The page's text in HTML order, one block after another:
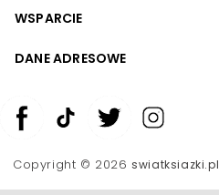
WSPARCIE
DANE ADRESOWE
Copyright © 2026swiatksiazki.pl
Zwiększ rozmiar czcionki